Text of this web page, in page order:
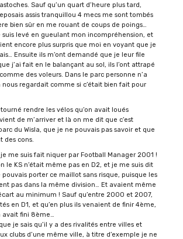
Sauf qu’un quart d’heure plus tard,
assis tranquillou 4 mecs me sont tombés
bien sûr en me rouant de coups de poings…
suis levé en gueulant mon incompréhension, et
encore plus surpris que moi en voyant que je
Ensuite ils m’ont demandé que je leur file
j’ai fait en le balançant au sol, ils l’ont attrapé
des voleurs. Dans le parc personne n’a
regardait comme si c’était bien fait pour
rendre les vélos qu’on avait loués
de m’arriver et là on me dit que c’est
du Wisla, que je ne pouvais pas savoir et que
des cons.
me suis fait niquer par Football Manager 2001 !
le KS n’était même pas en D2, et je me suis dit
pouvais porter ce maillot sans risque, puisque les
pas dans la même division… Et avaient même
au minimum ! Sauf qu’entre 2000 et 2007,
en D1, et qu’en plus ils venaient de finir 4ème,
avait fini 8ème…
je sais qu’il y a des rivalités entre villes et
clubs d’une même ville, à titre d’exemple je ne